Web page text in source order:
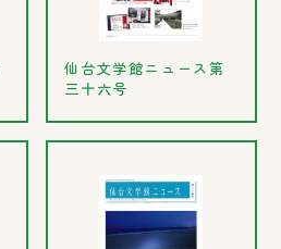
仙台文学館ニュース第
三十六号